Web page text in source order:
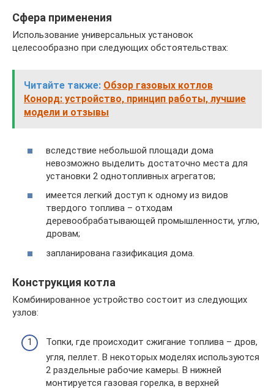
Сфера применения
Использование универсальных установок
целесообразно при следующих обстоятельствах:
Читайте также: Обзор газовых котлов
Конорд: устройство, принцип работы, лучшие
модели и отзывы
вследствие небольшой площади дома
невозможно выделить достаточно места для
установки 2 однотопливных агрегатов;
имеется легкий доступ к одному из видов
твердого топлива – отходам
деревообрабатывающей промышленности, углю,
дровам;
запланирована газификация дома.
Конструкция котла
Комбинированное устройство состоит из следующих
узлов:
Топки, где происходит сжигание топлива – дров,
угля, пеллет. В некоторых моделях используются
2 раздельные рабочие камеры. В нижней
монтируется газовая горелка, в верхней